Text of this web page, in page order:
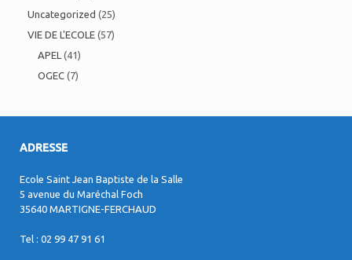
Uncategorized (25)
VIE DE L'ECOLE (57)
APEL (41)
OGEC (7)
ADRESSE
Ecole Saint Jean Baptiste de la Salle
5 avenue du Maréchal Foch
35640 MARTIGNE-FERCHAUD
Tel : 02 99 47 91 61